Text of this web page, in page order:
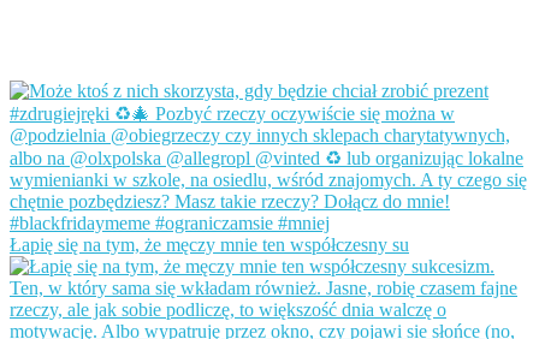
Łapię się na tym, że męczy mnie ten współczesny su